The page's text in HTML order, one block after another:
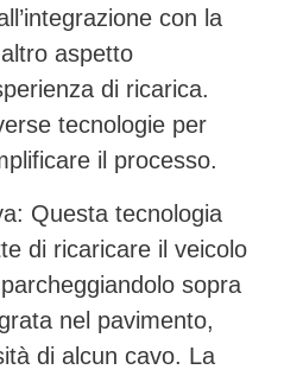
con la
aspetto
di ricarica.
tecnologie per
il processo.
Questa tecnologia
di ricaricare il veicolo
sopra
nel pavimento,
di alcun cavo. La